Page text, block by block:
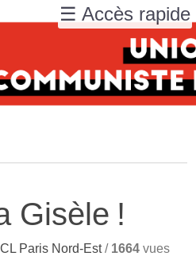
Gisèle !
Paris Nord-Est/ 1664 vues
☰ Accès rapide